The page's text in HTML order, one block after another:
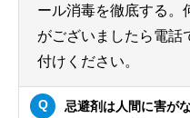
ール消毒を徹底する。
がございましたら電話
付けください。
忌避剤は人間に害が